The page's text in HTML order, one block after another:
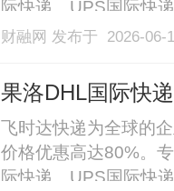
际快递、UPS国际快
SAL、海运水陆路业
年10月，阜阳市颍州
财融网 发布于 2026-
果洛DHL国际快
飞时达快递为全球的
价格优惠高达80%。
际快递、UPS国际快